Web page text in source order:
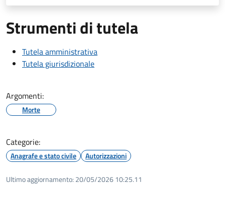
Strumenti di tutela
Tutela amministrativa
Tutela giurisdizionale
Argomenti:
Morte
Categorie:
Anagrafe e stato civile Autorizzazioni
Ultimo aggiornamento: 20/05/2026 10:25.11